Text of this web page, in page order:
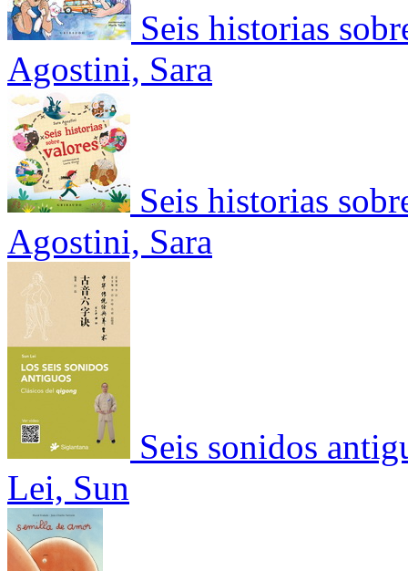
Seis historias
Agostini, Sara
Seis historias
Agostini, Sara
Seis sonidos
Lei, Sun